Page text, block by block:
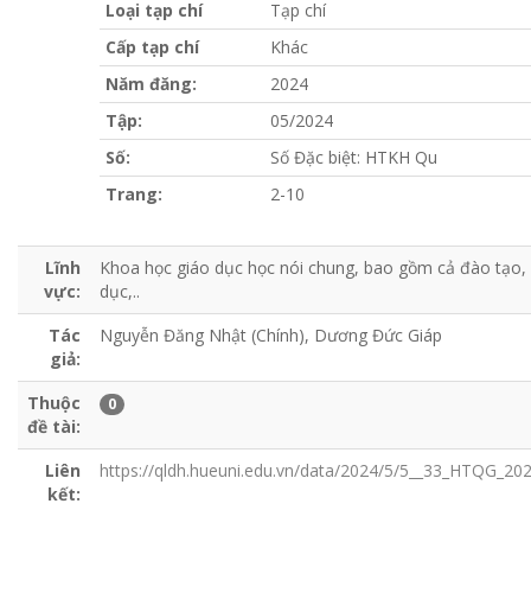
Loại tạp chí
Tạp chí
Cấp tạp chí
Khác
Năm đăng:
2024
Tập:
05/2024
Số:
Số Đặc biệt: HTKH Qu
Trang:
2-10
Lĩnh
vực:
Khoa học giáo dục học nói chung, bao gồm cả đào
dục,..
Tác
giả:
Nguyễn Đăng Nhật (Chính), Dương Đức Giáp
Thuộc
đề tài:
0
Liên
kết:
https://qldh.hueuni.edu.vn/data/2024/5/